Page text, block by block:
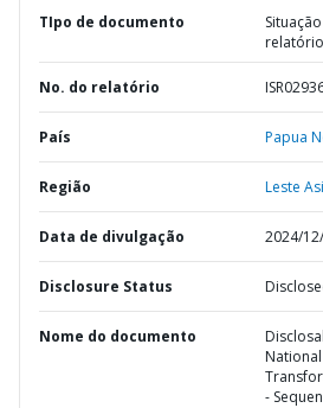
TIpo de documento
No. do relatório
País Papua
Região Leste
Data de divulgação 2024/
Disclosure Status
Nome do documento
-